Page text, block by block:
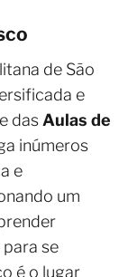
de São
e
das Aulas de
inúmeros
e
um
se
é o lugar